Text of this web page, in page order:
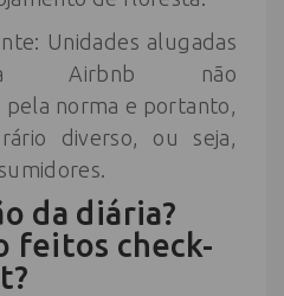
Unidades alugadas
Airbnb não
norma e portanto,
diverso, ou seja,
da diária?
feitos check-